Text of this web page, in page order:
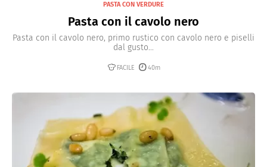
PASTA CON VERDURE
Pasta con il cavolo nero
Pasta con il cavolo nero, primo rustico con cavolo nero e piselli
dal gusto...
FACILE 40m